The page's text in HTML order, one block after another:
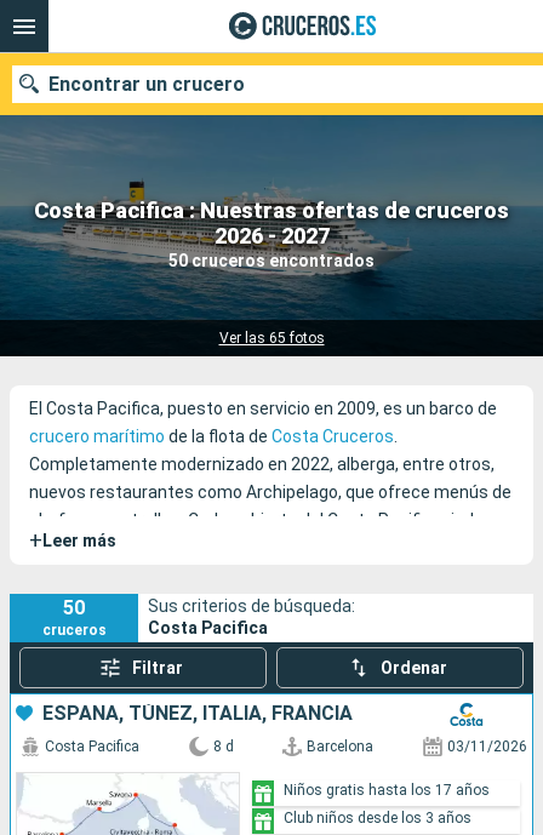
Costa Pacifica : Nuestras ofertas de cruceros
2026 - 2027
50 cruceros encontrados
Ver las 65 fotos
Encontrar un crucero
Nuestros destinos
Fecha de salida
El Costa Pacifica, puesto en servicio en 2009, es un barco de
crucero marítimo de la flota de Costa Cruceros.
Completamente modernizado en 2022, alberga, entre otros,
nuevos restaurantes como Archipelago, que ofrece menús de
chefs con estrellas. Cada cubierta del Costa Pacifica rinde
homenaje a un músico famoso y la música está en el corazón
un espectáculo cautivador en el teatro. Sus sister-ships son
elCosta Serena, elCosta Favolosa
+ Leer más
50
cruceros
Sus criterios de búsqueda:
Costa Pacifica
Filtrar Ordenar
ESPAÑA, TÚNEZ, ITALIA, FRANCIA
Costa Pacifica 8 d Barcelona 03/11/2026
Niños gratis hasta los 17 años
Club niños desde los 3 años